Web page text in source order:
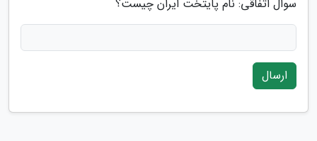
سوال اتفاقی: نام پایتخت ایران چیست؟
ارسال